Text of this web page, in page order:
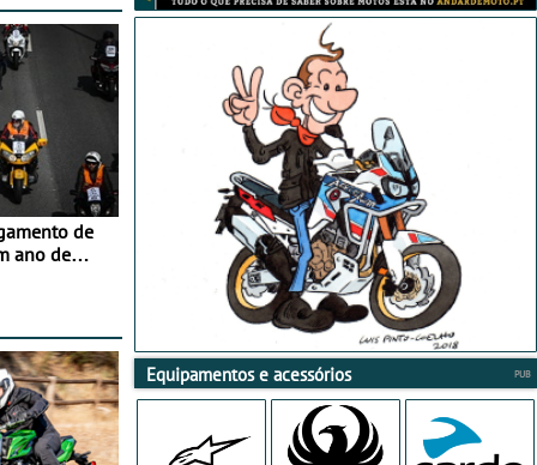
de
ano de
Equipamentos e acessórios